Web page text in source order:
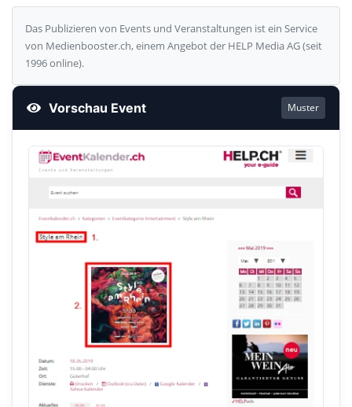
Das Publizieren von Events und Veranstaltungen ist ein Service
von Medienbooster.ch, einem Angebot der HELP Media AG (seit
1996 online).
Vorschau Event Muster